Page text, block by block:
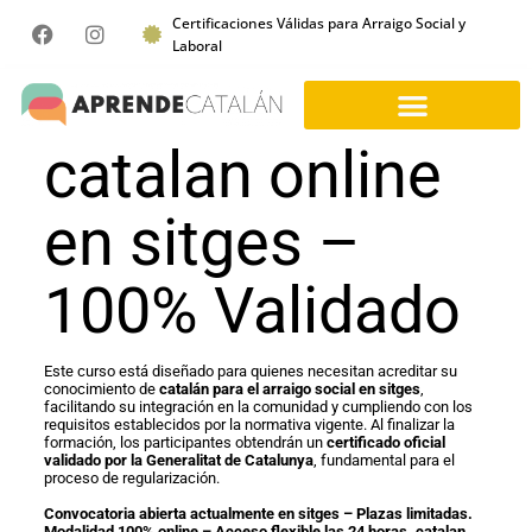
Certificaciones Válidas para Arraigo Social y
Laboral
catalan online
en sitges –
100% Validado
Este curso está diseñado para quienes necesitan acreditar su
conocimiento de catalán para el arraigo social en sitges,
facilitando su integración en la comunidad y cumpliendo con los
requisitos establecidos por la normativa vigente. Al finalizar la
formación, los participantes obtendrán un certificado oficial
validado por la Generalitat de Catalunya, fundamental para el
proceso de regularización.
Convocatoria abierta actualmente en sitges – Plazas limitadas.